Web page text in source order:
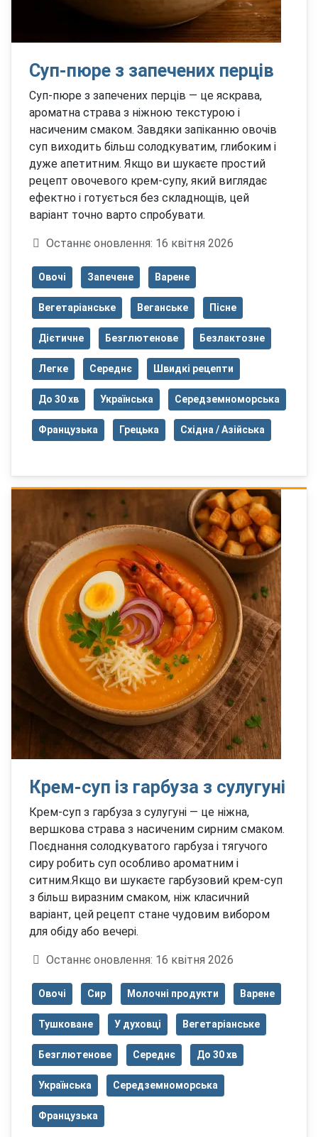
Суп-пюре з запечених перців
Суп-пюре з запечених перців — це яскрава,
ароматна страва з ніжною текстурою і
насиченим смаком. Завдяки запіканню овочів
суп виходить більш солодкуватим, глибоким і
дуже апетитним. Якщо ви шукаєте простий
рецепт овочевого крем-супу, який виглядає
ефектно і готується без складнощів, цей
варіант точно варто спробувати.
Деталі
Останнє оновлення: 16 квітня 2026
Овочі Запечене Варене
Вегетаріанське Веганське Пісне
Дієтичне Безглютенове Безлактозне
Легке Середнє Швидкі рецепти
До 30 хв Українська Середземноморська
Французька Грецька Східна / Азійська
Крем-суп із гарбуза з сулугуні
Крем-суп з гарбуза з сулугуні — це ніжна,
вершкова страва з насиченим сирним смаком.
Поєднання солодкуватого гарбуза і тягучого
сиру робить суп особливо ароматним і
ситним.Якщо ви шукаєте гарбузовий крем-суп
з більш виразним смаком, ніж класичний
варіант, цей рецепт стане чудовим вибором
для обіду або вечері.
Деталі
Останнє оновлення: 16 квітня 2026
Овочі Сир Молочні продукти Варене
Тушковане У духовці Вегетаріанське
Безглютенове Середнє До 30 хв
Українська Середземноморська
Французька